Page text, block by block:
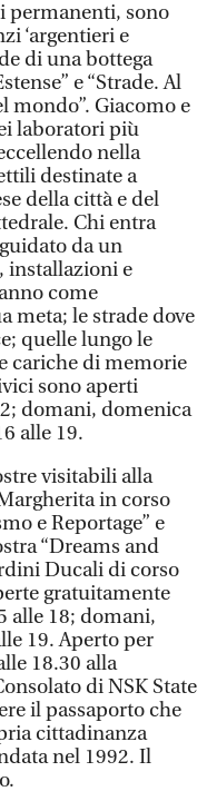
permanenti, sono
‘argentieri e
di una bottega
e “Strade. Al
mondo”. Giacomo e
laboratori più
nella
destinate a
della città e del
Chi entra
da un
installazioni e
come
meta; le strade dove
quelle lungo le
cariche di memorie
sono aperti
domani, domenica
alle 19.
visitabili alla
in corso
e Reportage” e
“Dreams and
Ducali di corso
gratuitamente
alle 18; domani,
19. Aperto per
18.30 alla
di NSK State
il passaporto che
cittadinanza
nel 1992. Il